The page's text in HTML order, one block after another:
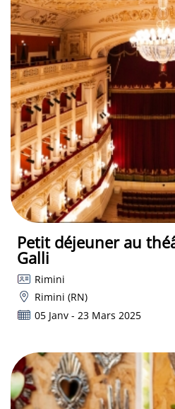
Petit déjeuner au
Galli
Rimini
Rimini (RN)
05 Janv - 23 Mars 2025